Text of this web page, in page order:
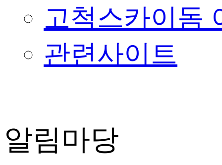
고척스카이돔
관련사이트
알림마당